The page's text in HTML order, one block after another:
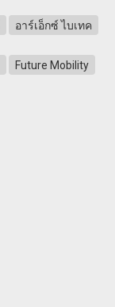
อาร์เอ็กซ์ ไบเทค
Future Mobility